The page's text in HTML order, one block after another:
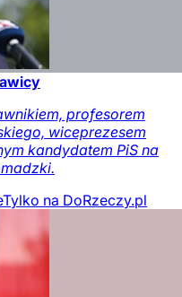
profesorem
wiceprezesem
kandydatem PiS na
Tylko na DoRzeczy.pl